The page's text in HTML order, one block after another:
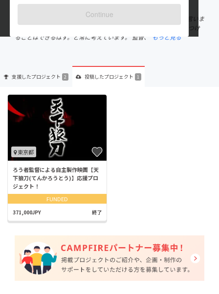
Continue
出身国：日本 出身地：愛知県
産まれつき耳が聞こえません。(耳が聞こえない人を「ろう者」と言いま
す) 活動するうえで、ろう者でも健常者と違った魅せ方で人を惹きつけ
ることはできるはず。と常に考えています。 監督、
もっと見る
支援したプロジェクト 2 投稿したプロジェクト 1
東京都
ろう者監督による自主製作映画【天
下狼刀(てんかろうとう)】応援プロ
ジェクト！
FUNDED
371,000JPY 終了